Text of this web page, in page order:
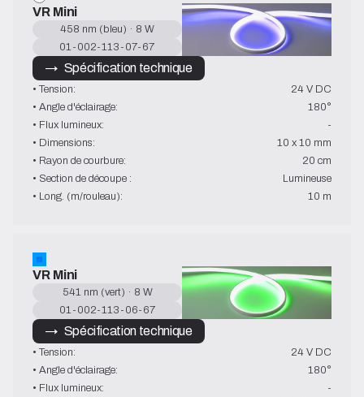
VR Mini
458 nm (bleu) · 8 W
01-002-113-07-67
→   Spécification technique
• Tension:
24 V DC
• Angle d'éclairage:
180°
• Flux lumineux:
-
• Dimensions:
10 x 10 mm
• Rayon de courbure:
20 cm
• Section de découpe :
Lumineuse
• Long. (m/rouleau):
10 m
VR Mini
541 nm (vert) · 8 W
01-002-113-06-67
→   Spécification technique
• Tension:
24 V DC
• Angle d'éclairage:
180°
• Flux lumineux:
-